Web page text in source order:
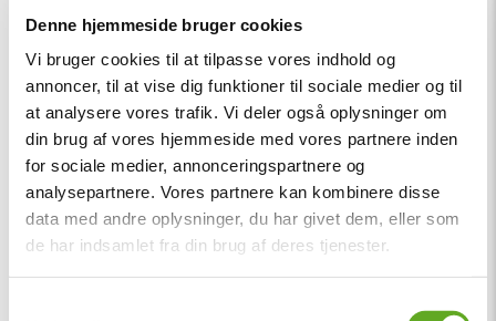
Denne hjemmeside bruger cookies
Vi bruger cookies til at tilpasse vores indhold og
annoncer, til at vise dig funktioner til sociale medier og til
at analysere vores trafik. Vi deler også oplysninger om
din brug af vores hjemmeside med vores partnere inden
for sociale medier, annonceringspartnere og
analysepartnere. Vores partnere kan kombinere disse
data med andre oplysninger, du har givet dem, eller som
de har indsamlet fra din brug af deres tjenester.